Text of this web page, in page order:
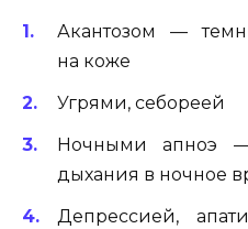
Акантозом —
на коже
Угрями, себореей
Ночными апноэ —
дыхания в ночное
Депрессией,